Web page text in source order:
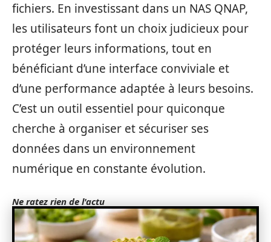
fichiers. En investissant dans un NAS QNAP,
les utilisateurs font un choix judicieux pour
protéger leurs informations, tout en
bénéficiant d’une interface conviviale et
d’une performance adaptée à leurs besoins.
C’est un outil essentiel pour quiconque
cherche à organiser et sécuriser ses
données dans un environnement
numérique en constante évolution.
Ne ratez rien de l'actu